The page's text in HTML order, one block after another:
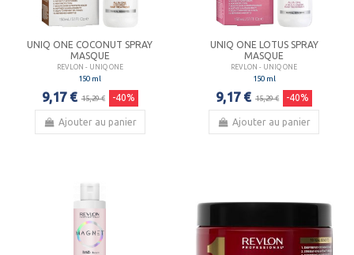
UNIQ ONE COCONUT SPRAY
MASQUE
REVLON - UNIQ ONE
150 ml
9,17 € 15,29 € -40%
Ajouter au panier
UNIQ ONE LOTUS SPRAY
MASQUE
REVLON - UNIQ ONE
150 ml
9,17 € 15,29 € -40%
Ajouter au panier